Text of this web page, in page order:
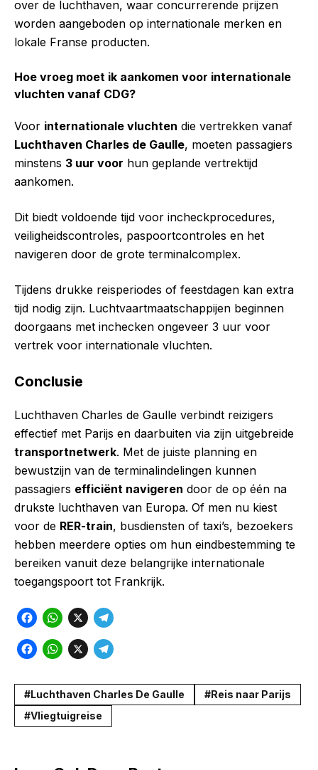
over de luchthaven, waar concurrerende prijzen
worden aangeboden op internationale merken en
lokale Franse producten.
Hoe vroeg moet ik aankomen voor internationale
vluchten vanaf CDG?
Voor internationale vluchten die vertrekken vanaf
Luchthaven Charles de Gaulle, moeten passagiers
minstens 3 uur voor hun geplande vertrektijd
aankomen.
Dit biedt voldoende tijd voor incheckprocedures,
veiligheidscontroles, paspoortcontroles en het
navigeren door de grote terminalcomplex.
Tijdens drukke reisperiodes of feestdagen kan extra
tijd nodig zijn. Luchtvaartmaatschappijen beginnen
doorgaans met inchecken ongeveer 3 uur voor
vertrek voor internationale vluchten.
Conclusie
Luchthaven Charles de Gaulle verbindt reizigers
effectief met Parijs en daarbuiten via zijn uitgebreide
transportnetwerk. Met de juiste planning en
bewustzijn van de terminalindelingen kunnen
passagiers efficiënt navigeren door de op één na
drukste luchthaven van Europa. Of men nu kiest
voor de RER-train, busdiensten of taxi’s, bezoekers
hebben meerdere opties om hun eindbestemming te
bereiken vanuit deze belangrijke internationale
toegangspoort tot Frankrijk.
F
a
c
e
b
o
W
h
a
t
s
A
X
T
e
l
e
g
r
F
c
e
W
a
t
X
T
l
e
Luchthaven Charles De Gaulle
Reis naar Parijs
Vliegtuigreise